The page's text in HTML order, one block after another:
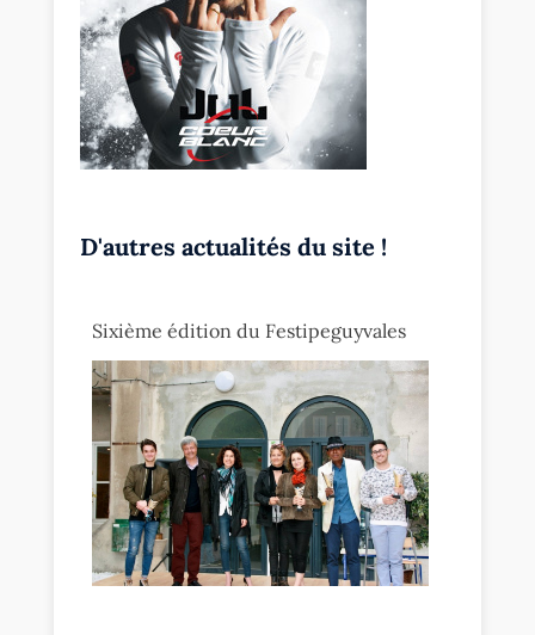
D'autres actualités du site !
Sixième édition du Festipeguyvales